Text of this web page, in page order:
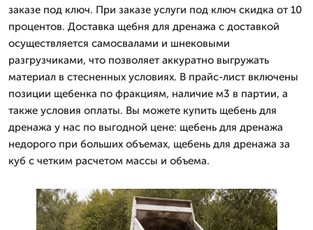
заказе под ключ. При заказе услуги под ключ скидка от 10
процентов. Доставка щебня для дренажа с доставкой
осуществляется самосвалами и шнековыми
разгрузчиками, что позволяет аккуратно выгружать
материал в стесненных условиях. В прайс-лист включены
позиции щебенка по фракциям, наличие м3 в партии, а
также условия оплаты. Вы можете купить щебень для
дренажа у нас по выгодной цене: щебень для дренажа
недорого при больших объемах, щебень для дренажа за
куб с четким расчетом массы и объема.